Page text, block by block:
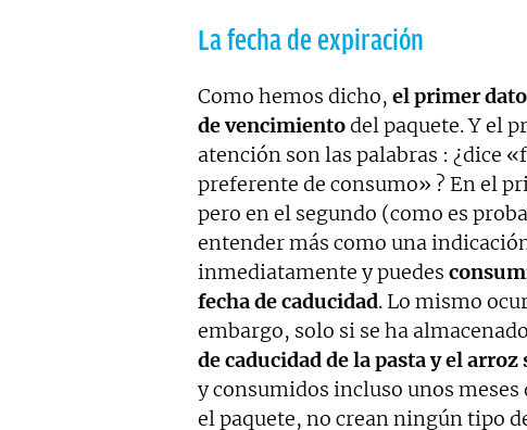
La fecha de expiración
Como hemos dicho, el primer
de vencimientodel paquete. Y el
atención son las palabras : ¿dice
preferente de consumo» ? En el
pero en el segundo (como es
entender más como una
inmediatamente y puedes
fecha de caducidad. Lo mismo
embargo, solo si se ha
de caducidad de la pasta y el
y consumidos incluso unos
el paquete, no crean ningún tipo